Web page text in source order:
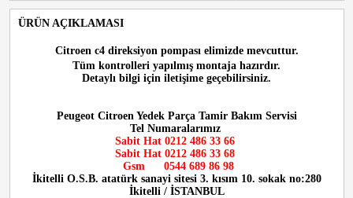
ÜRÜN AÇIKLAMASI
Citroen c4 direksiyon pompası elimizde mevcuttur.
Tüm kontrolleri yapılmış montaja hazırdır.
Detaylı bilgi için iletişime geçebilirsiniz.
Peugeot Citroen Yedek Parça Tamir Bakım Servisi
Tel Numaralarımız
Sabit Hat 0212 486 33 66
Sabit Hat 0212 486 33 68
Gsm 0544 689 86 98
İkitelli O.S.B. atatürk sanayi sitesi 3. kısım 10. sokak no:280
İkitelli / İSTANBUL